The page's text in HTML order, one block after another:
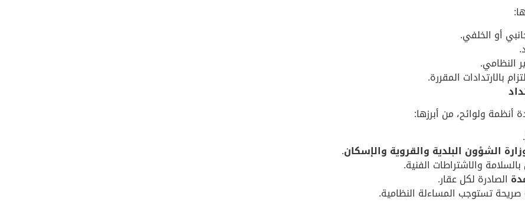
أو الخلفي.
النظامي.
بالارتدادات المقررة.
أنظمة ولوائح، من أبرزها:
.
الشؤون البلدية والقروية والإسكان.
والاشتراطات الفنية.
الصادرة لكل عقار.
تستوجب المساءلة النظامية.